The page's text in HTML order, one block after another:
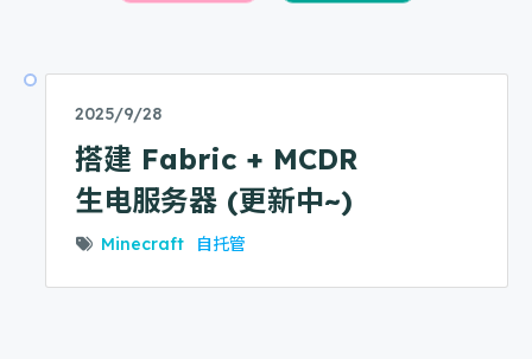
2025/9/28
搭建 Fabric + MCDR
生电服务器 (更新中~)
Minecraft 自托管